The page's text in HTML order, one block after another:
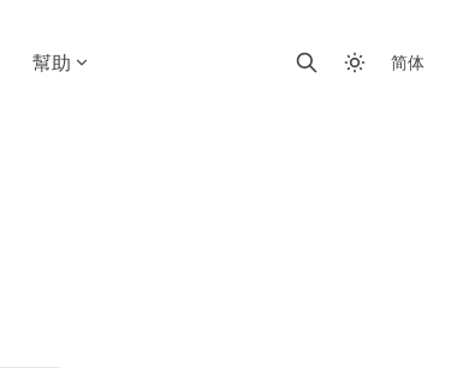
幫助 简体